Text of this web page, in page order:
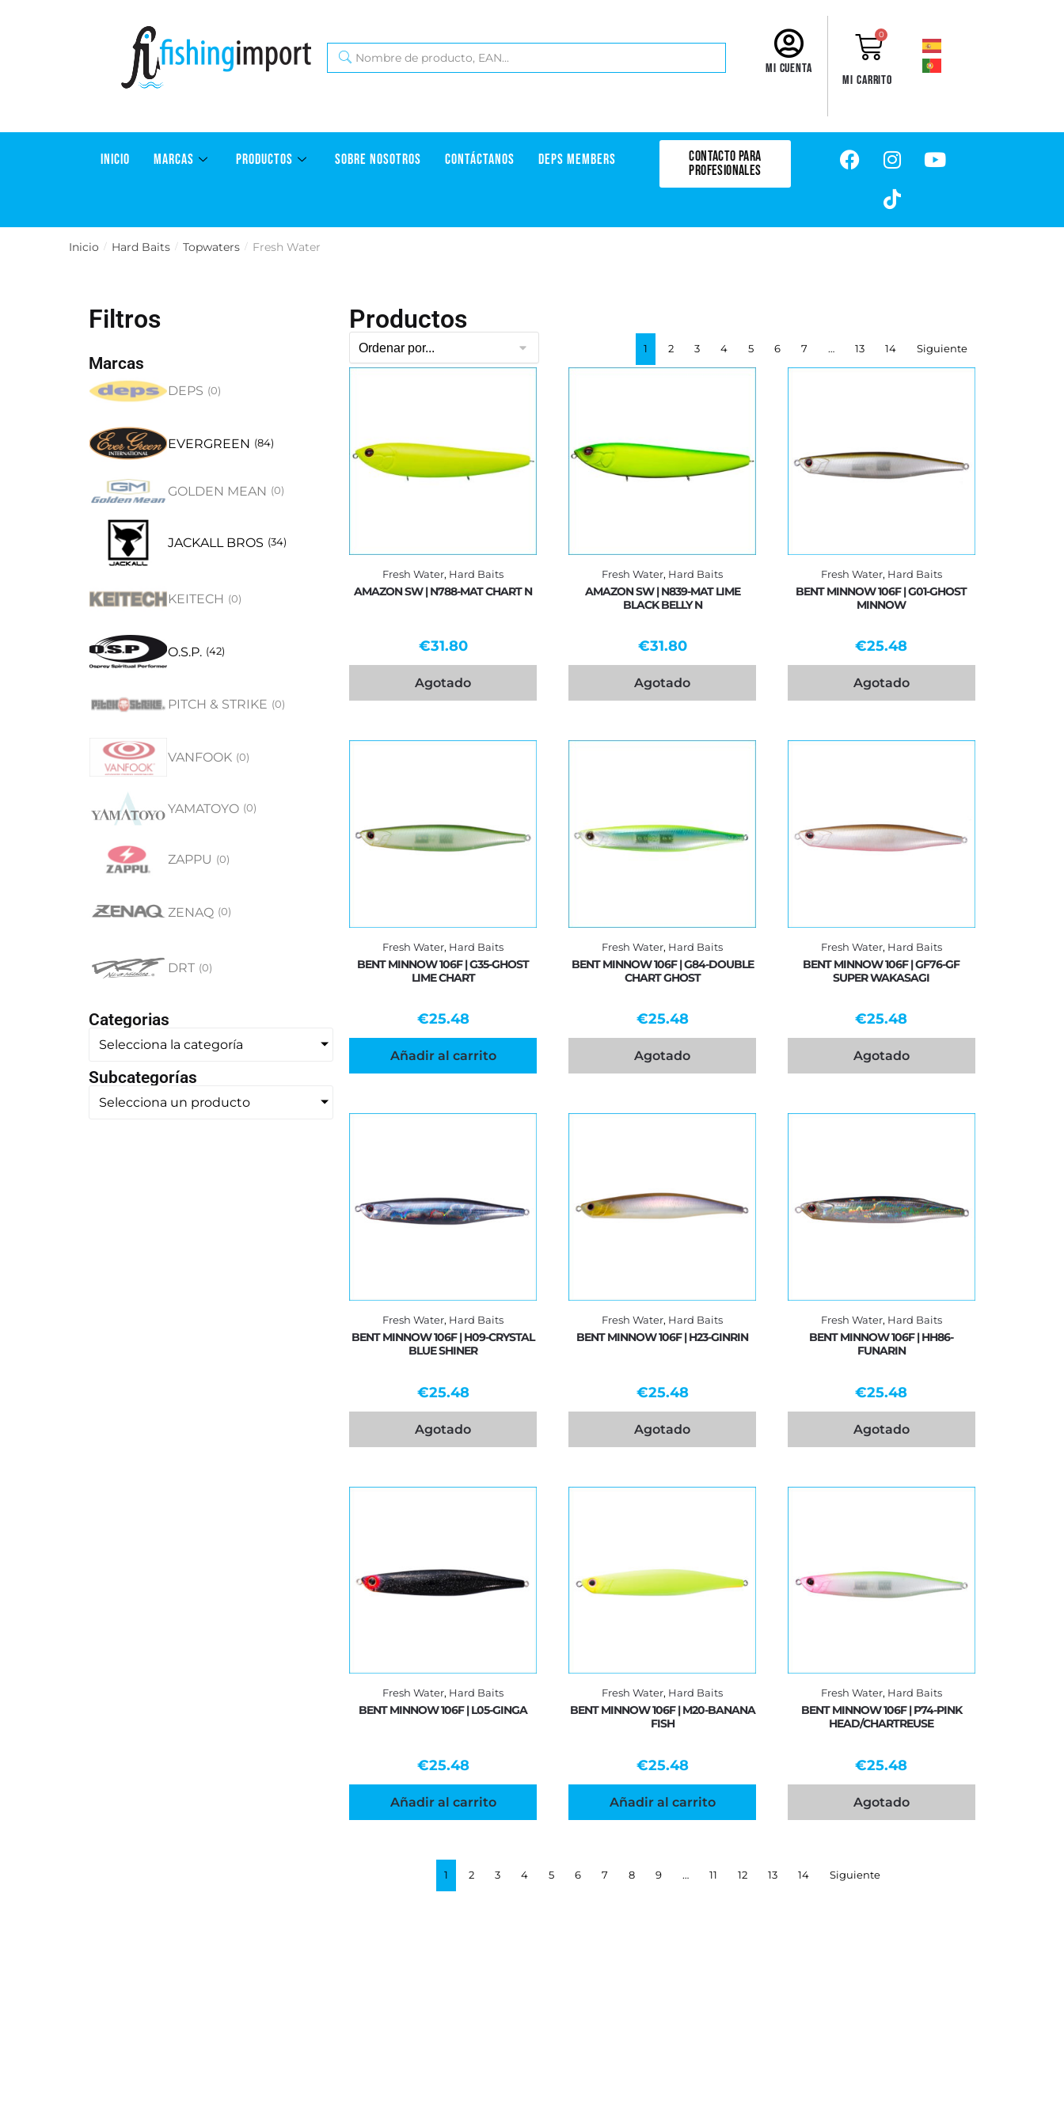
Mi cuenta
0
Mi carrito
INICIO MARCAS PRODUCTOS SOBRE NOSOTROS CONTÁCTANOS DEPS MEMBERS
CONTACTO PARA
PROFESIONALES
Inicio / Hard Baits / Topwaters / Fresh Water
Filtros
Marcas
DEPS (0)
EVERGREEN (84)
GOLDEN MEAN (0)
JACKALL BROS (34)
KEITECH (0)
O.S.P. (42)
PITCH & STRIKE (0)
VANFOOK (0)
YAMATOYO (0)
ZAPPU (0)
ZENAQ (0)
DRT (0)
Categorias
Selecciona la categoría
Subcategorías
Selecciona un producto
Productos
1 2 3 4 5 6 7 … 13 14 Siguiente
Fresh Water, Hard Baits
AMAZON SW | N788-MAT CHART N
€31.80
Agotado
Fresh Water, Hard Baits
AMAZON SW | N839-MAT LIME
BLACK BELLY N
€31.80
Agotado
Fresh Water, Hard Baits
BENT MINNOW 106F | G01-GHOST
MINNOW
€25.48
Agotado
Fresh Water, Hard Baits
BENT MINNOW 106F | G35-GHOST
LIME CHART
€25.48
Añadir al carrito
Fresh Water, Hard Baits
BENT MINNOW 106F | G84-DOUBLE
CHART GHOST
€25.48
Agotado
Fresh Water, Hard Baits
BENT MINNOW 106F | GF76-GF
SUPER WAKASAGI
€25.48
Agotado
Fresh Water, Hard Baits
BENT MINNOW 106F | H09-CRYSTAL
BLUE SHINER
€25.48
Agotado
Fresh Water, Hard Baits
BENT MINNOW 106F | H23-GINRIN
€25.48
Agotado
Fresh Water, Hard Baits
BENT MINNOW 106F | HH86-
FUNARIN
€25.48
Agotado
Fresh Water, Hard Baits
BENT MINNOW 106F | L05-GINGA
€25.48
Añadir al carrito
Fresh Water, Hard Baits
BENT MINNOW 106F | M20-BANANA
FISH
€25.48
Añadir al carrito
Fresh Water, Hard Baits
BENT MINNOW 106F | P74-PINK
HEAD/CHARTREUSE
€25.48
Agotado
1 2 3 4 5 6 7 8 9 … 11 12 13 14 Siguiente